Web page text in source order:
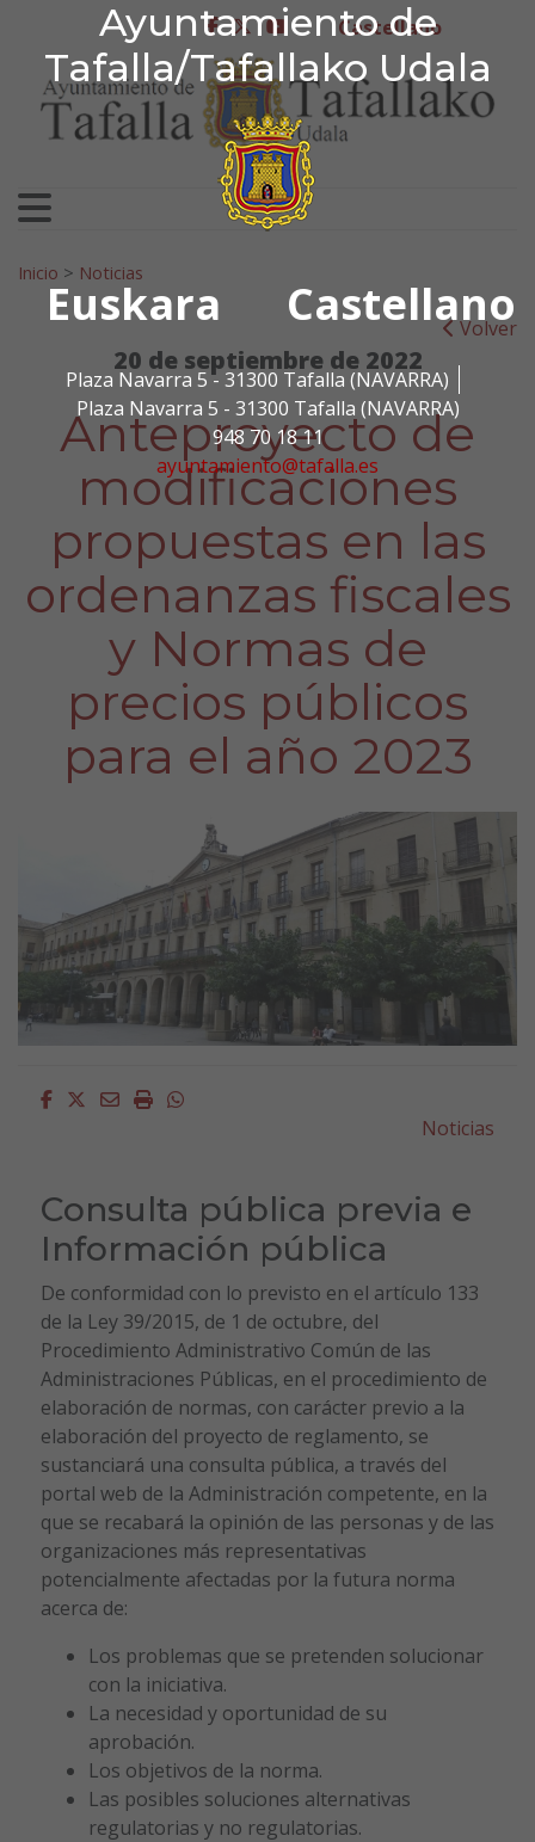
Ayuntamiento de
Tafalla/Tafallako Udala
Euskara Castellano
Plaza Navarra 5 - 31300 Tafalla (NAVARRA)
Plaza Navarra 5 - 31300 Tafalla (NAVARRA)
948 70 18 11
ayuntamiento@tafalla.es
Ir al contenido
Ayuntamiento de
facebook
twitter
youtubeCastellano
Search for:
Inicio > Noticias
Volver
20 de septiembre de 2022
Anteproyecto de
modificaciones
propuestas en las
ordenanzas fiscales
y Normas de
precios públicos
para el año 2023
Facebook
Twitter
EmailImprimirWhatsapp
Noticias
Consulta pública previa e
Información pública
De conformidad con lo previsto en el artículo 133
de la Ley 39/2015, de 1 de octubre, del
Procedimiento Administrativo Común de las
Administraciones Públicas, en el procedimiento de
elaboración de normas, con carácter previo a la
elaboración del proyecto de reglamento, se
sustanciará una consulta pública, a través del
portal web de la Administración competente, en la
que se recabará la opinión de las personas y de las
organizaciones más representativas
potencialmente afectadas por la futura norma
acerca de:
Los problemas que se pretenden solucionar
con la iniciativa.
La necesidad y oportunidad de su
aprobación.
Los objetivos de la norma.
Las posibles soluciones alternativas
regulatorias y no regulatorias.